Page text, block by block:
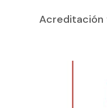
Acreditación